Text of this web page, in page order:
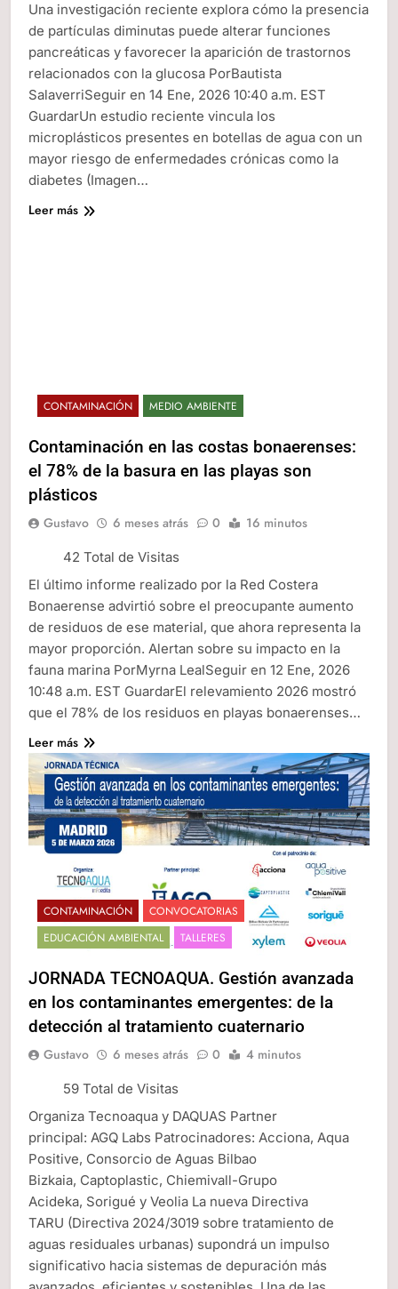
Una investigación reciente explora cómo la presencia
de partículas diminutas puede alterar funciones
pancreáticas y favorecer la aparición de trastornos
relacionados con la glucosa PorBautista
SalaverriSeguir en 14 Ene, 2026 10:40 a.m. EST
GuardarUn estudio reciente vincula los
microplásticos presentes en botellas de agua con un
mayor riesgo de enfermedades crónicas como la
diabetes (Imagen…
Leer más
CONTAMINACIÓN MEDIO AMBIENTE
Contaminación en las costas bonaerenses:
el 78% de la basura en las playas son
plásticos
Gustavo 6 meses atrás 0 16 minutos
42 Total de Visitas
El último informe realizado por la Red Costera
Bonaerense advirtió sobre el preocupante aumento
de residuos de ese material, que ahora representa la
mayor proporción. Alertan sobre su impacto en la
fauna marina PorMyrna LealSeguir en 12 Ene, 2026
10:48 a.m. EST GuardarEl relevamiento 2026 mostró
que el 78% de los residuos en playas bonaerenses…
Leer más
CONTAMINACIÓN
CONVOCATORIAS
EDUCACIÓN AMBIENTAL
TALLERES
JORNADA TECNOAQUA. Gestión avanzada
en los contaminantes emergentes: de la
detección al tratamiento cuaternario
Gustavo 6 meses atrás 0 4 minutos
59 Total de Visitas
Organiza Tecnoaqua y DAQUAS Partner
principal: AGQ Labs Patrocinadores: Acciona, Aqua
Positive, Consorcio de Aguas Bilbao
Bizkaia, Captoplastic, Chiemivall-Grupo
Acideka, Sorigué y Veolia La nueva Directiva
TARU (Directiva 2024/3019 sobre tratamiento de
aguas residuales urbanas) supondrá un impulso
significativo hacia sistemas de depuración más